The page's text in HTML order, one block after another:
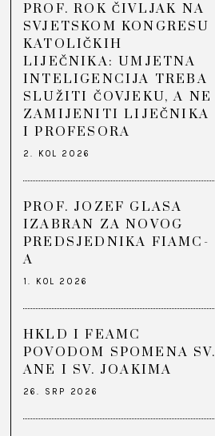
PROF. ROK ČIVLJAK NA
SVJETSKOM KONGRESU
KATOLIČKIH
LIJEČNIKA: UMJETNA
INTELIGENCIJA TREBA
SLUŽITI ČOVJEKU, A NE
ZAMIJENITI LIJEČNIKA
I PROFESORA
2. KOL 2026
PROF. JOZEF GLASA
IZABRAN ZA NOVOG
PREDSJEDNIKA FIAMC-
A
1. KOL 2026
HKLD I FEAMC
POVODOM SPOMENA SV.
ANE I SV. JOAKIMA
26. SRP 2026